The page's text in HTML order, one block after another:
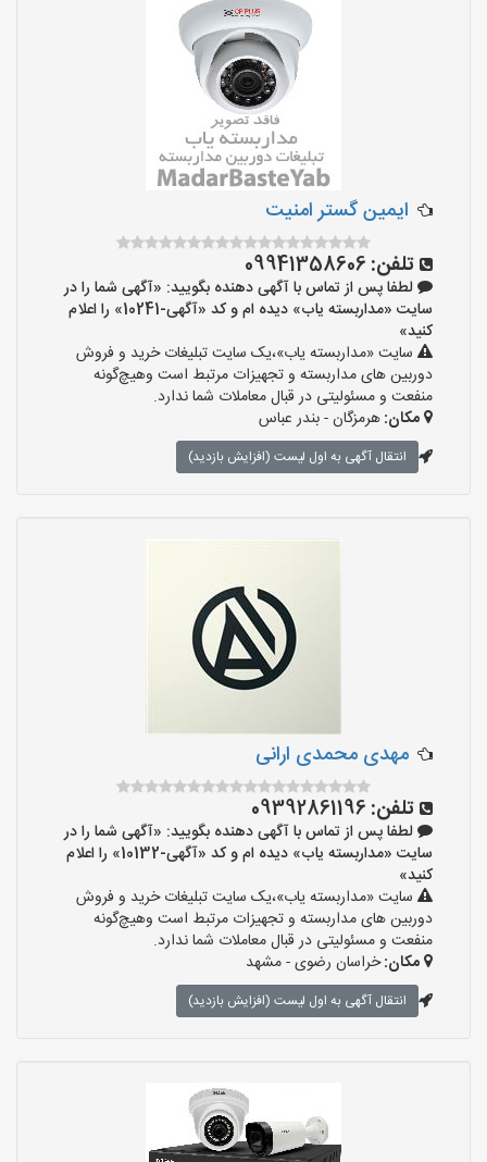
ایمین گستر امنیت
تلفن: 09941358606
لطفا پس از تماس با آگهی دهنده بگویید: «آگهی شما را در
سایت «مداربسته یاب» دیده ام و کد «آگهی-10241» را اعلام
کنید»
سایت «مداربسته یاب»،یک سایت تبلیغات خرید و فروش
دوربین های مداربسته و تجهیزات مرتبط است وهیچ‌گونه
منفعت و مسئولیتی در قبال معاملات شما ندارد.
مکان:هرمزگان - بندر عباس
انتقال آگهی به اول لیست (افزایش بازدید)
مهدی محمدی ارانی
تلفن: 09392861196
لطفا پس از تماس با آگهی دهنده بگویید: «آگهی شما را در
سایت «مداربسته یاب» دیده ام و کد «آگهی-10132» را اعلام
کنید»
سایت «مداربسته یاب»،یک سایت تبلیغات خرید و فروش
دوربین های مداربسته و تجهیزات مرتبط است وهیچ‌گونه
منفعت و مسئولیتی در قبال معاملات شما ندارد.
مکان:خراسان رضوی - مشهد
انتقال آگهی به اول لیست (افزایش بازدید)